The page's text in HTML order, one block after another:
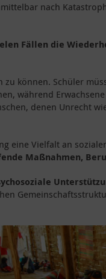
nach
Fällen die
können. Schüler
während Erwachsene
denen Unrecht
eine Vielfalt an
Maßnahmen,